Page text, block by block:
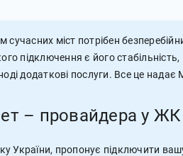
міст потрібен
є його стабільність,
додаткові послуги. Все це
– провайдера у
України, пропонує підключити